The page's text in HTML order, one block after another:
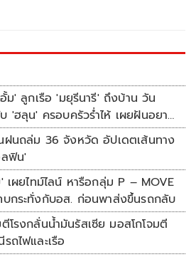
กเรือ 'มยุรีนารี' ถึงบ้าน วัน
'ฮลุน' ครอบครัวร่ำไห้ เผยฝันอยาก
อ
ฝนถล่ม 36 จังหวัด อัปเดตเส้นทาง
ฟิน'
เผยไทม์ไลน์ หารือกลุ่ม P – MOVE
บกระทั่งกับอส. ก่อนพาส่งขึ้นรถกลับ
ตีโรงกลั่นน้ำมันรัสเซีย มอสโกโจมตี
ถไฟและเรือ